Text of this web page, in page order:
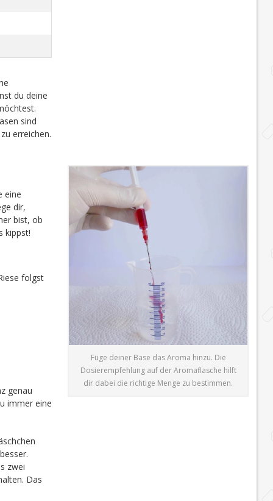
du deine
sind
erreichen.
eine
dir,
bist, ob
kippst!
folgst
genau
immer eine
zwei
Das
Füge deiner Base das Aroma hinzu. Die
Dosierempfehlung auf der Aromaflasche hilft
dir dabei die richtige Menge zu bestimmen.